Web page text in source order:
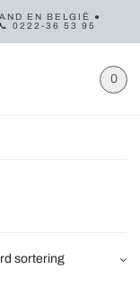
EN BELGIË ●
0222-36 53 95
0